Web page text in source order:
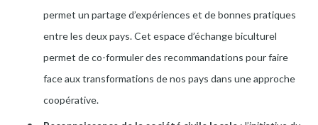
permet un partage d’expériences et de bonnes pratiques
entre les deux pays. Cet espace d’échange biculturel
permet de co-formuler des recommandations pour faire
face aux transformations de nos pays dans une approche
coopérative.